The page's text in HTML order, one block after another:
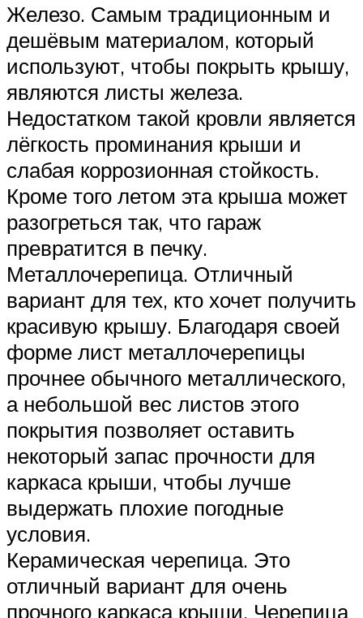
Железо. Самым традиционным и
дешёвым материалом, который
используют, чтобы покрыть крышу,
являются листы железа.
Недостатком такой кровли является
лёгкость проминания крыши и
слабая коррозионная стойкость.
Кроме того летом эта крыша может
разогреться так, что гараж
превратится в печку.
Металлочерепица. Отличный
вариант для тех, кто хочет получить
красивую крышу. Благодаря своей
форме лист металлочерепицы
прочнее обычного металлического,
а небольшой вес листов этого
покрытия позволяет оставить
некоторый запас прочности для
каркаса крыши, чтобы лучше
выдержать плохие погодные
условия.
Керамическая черепица. Это
отличный вариант для очень
прочного каркаса крыши. Черепица